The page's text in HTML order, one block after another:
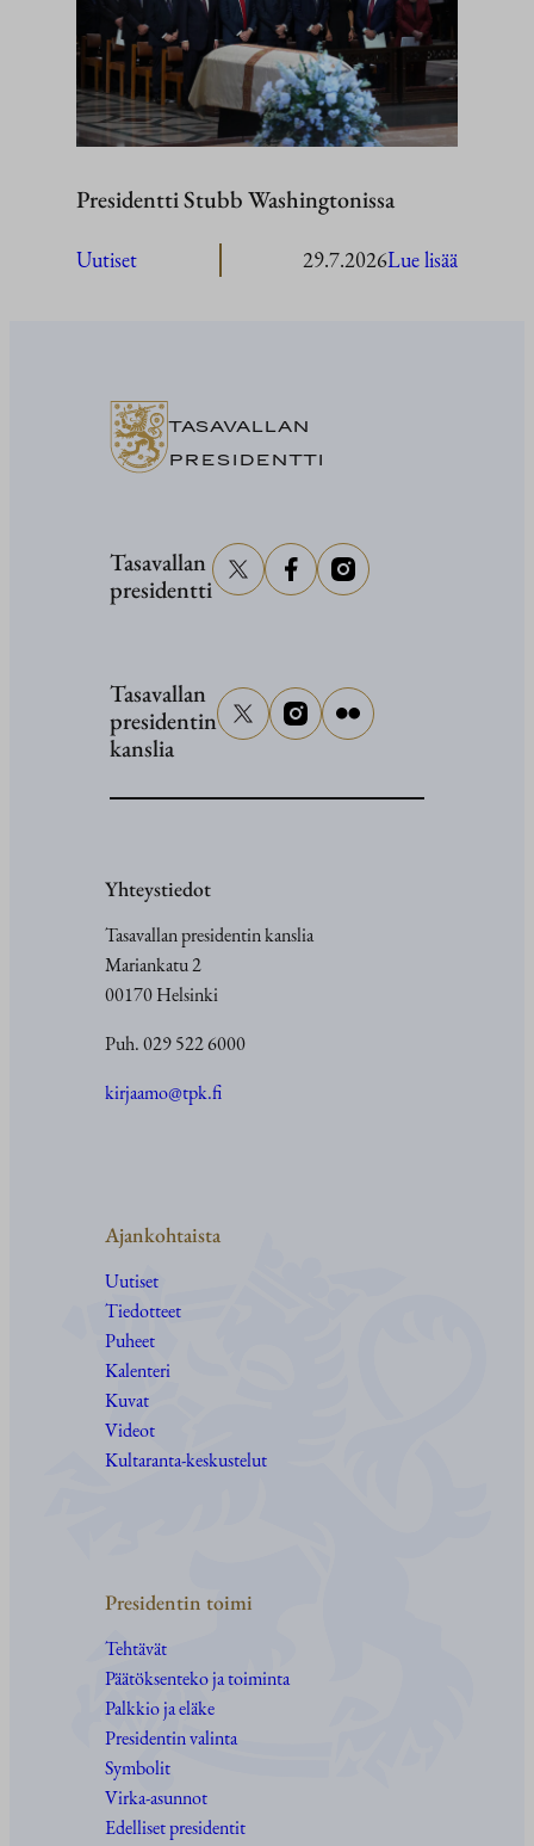
Presidentti Stubb Washingtonissa
Uutiset 29.7.2026Lue lisää
TASAVALLAN
PRESIDENTTI
Tasavallan
presidentti
Tasavallan
presidentin
kanslia
Yhteystiedot
Tasavallan presidentin kanslia
Mariankatu 2
00170 Helsinki
Puh. 029 522 6000
kirjaamo@tpk.fi
Ajankohtaista
Uutiset
Tiedotteet
Puheet
Kalenteri
Kuvat
Videot
Kultaranta-keskustelut
Presidentin toimi
Tehtävät
Päätöksenteko ja toiminta
Palkkio ja eläke
Presidentin valinta
Symbolit
Virka-asunnot
Edelliset presidentit